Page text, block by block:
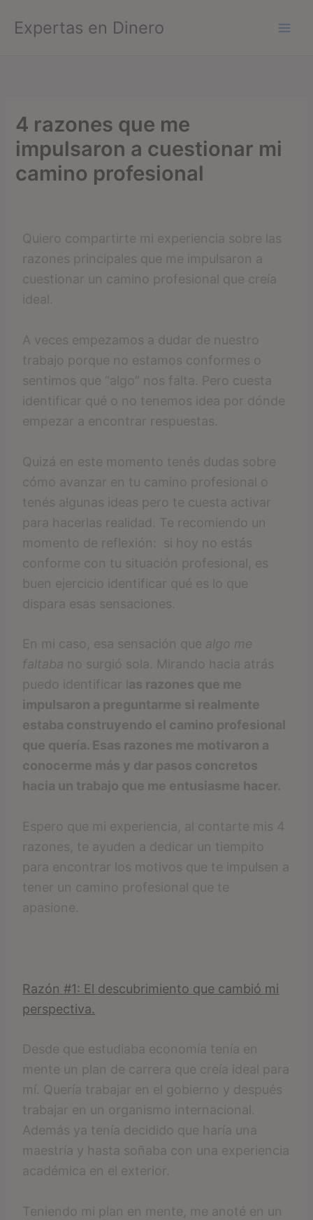
contenido
Expertas en Dinero
4 razones que me
impulsaron a cuestionar mi
camino profesional
Quiero compartirte mi experiencia sobre las
razones principales que me impulsaron a
cuestionar un camino profesional que creía
ideal.
A veces empezamos a dudar de nuestro
trabajo porque no estamos conformes o
sentimos que “algo” nos falta. Pero cuesta
identificar qué o no tenemos idea por dónde
empezar a encontrar respuestas.
Quizá en este momento tenés dudas sobre
cómo avanzar en tu camino profesional o
tenés algunas ideas pero te cuesta activar
para hacerlas realidad. Te recomiendo un
momento de reflexión: si hoy no estás
conforme con tu situación profesional, es
buen ejercicio identificar qué es lo que
dispara esas sensaciones.
En mi caso, esa sensación que algo me
faltaba no surgió sola. Mirando hacia atrás
puedo identificar l as razones que me
impulsaron a preguntarme si realmente
estaba construyendo el camino profesional
que quería. Esas razones me motivaron a
conocerme más y dar pasos concretos
hacia un trabajo que me entusiasme hacer.
Espero que mi experiencia, al contarte mis 4
razones, te ayuden a dedicar un tiempito
para encontrar los motivos que te impulsen a
tener un camino profesional que te
apasione.
Razón #1: El descubrimiento que cambió mi
perspectiva.
Desde que estudiaba economía tenía en
mente un plan de carrera que creía ideal para
mí. Quería trabajar en el gobierno y después
trabajar en un organismo internacional.
Además ya tenía decidido que haría una
maestría y hasta soñaba con una experiencia
académica en el exterior.
Teniendo mi plan en mente, me anoté en un